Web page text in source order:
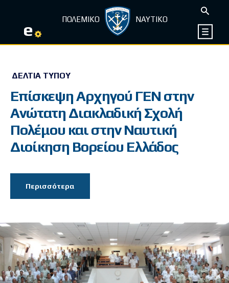
e ΠΟΛΕΜΙΚΟ ΝΑΥΤΙΚΟ
ΔΕΛΤΊΑ ΤΎΠΟΥ
Επίσκεψη Αρχηγού ΓΕΝ στην
Ανώτατη Διακλαδική Σχολή
Πολέμου και στην Ναυτική
Διοίκηση Βορείου Ελλάδος
Περισσότερα